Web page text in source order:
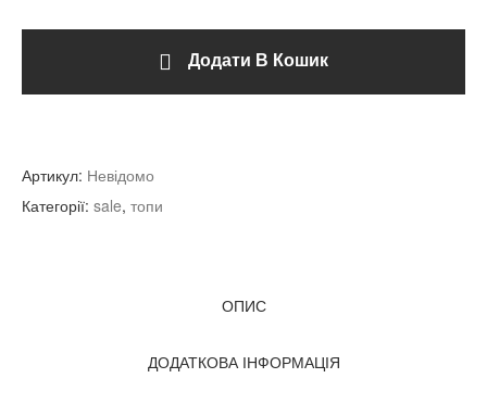
Додати В Кошик
Артикул: Невідомо
Категорії: sale, топи
ОПИС
ДОДАТКОВА ІНФОРМАЦІЯ